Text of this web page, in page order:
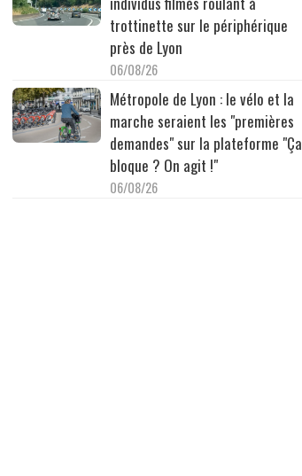
trottinette sur le périphérique
près de Lyon
06/08/26
Métropole de Lyon : le vélo et la
marche seraient les "premières
demandes" sur la plateforme "Ça
bloque ? On agit !"
06/08/26